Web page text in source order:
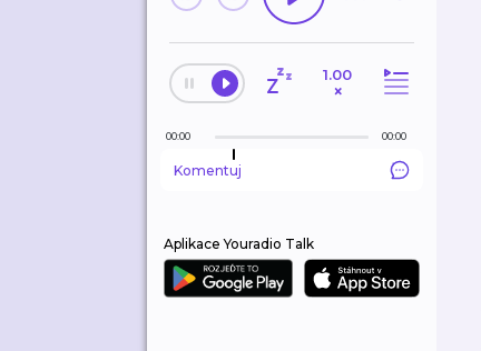
1.00
×
00:00 00:00
Komentuj
Aplikace Youradio Talk